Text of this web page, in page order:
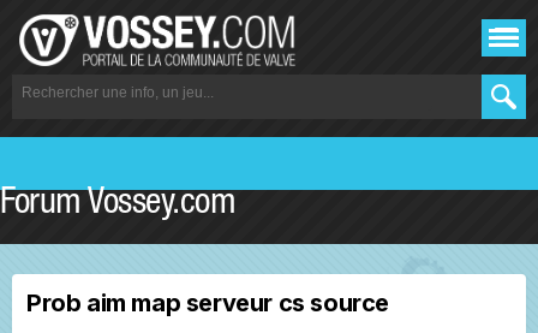
Forum Vossey.com
Prob aim map serveur cs source